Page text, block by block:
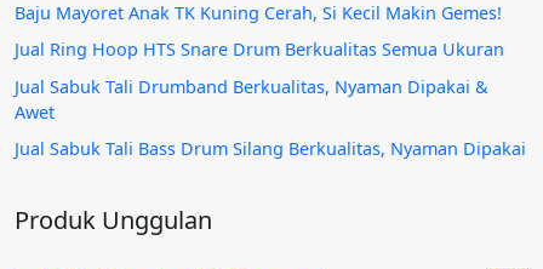
Baju Mayoret Anak TK Kuning Cerah, Si Kecil Makin Gemes!
Jual Ring Hoop HTS Snare Drum Berkualitas Semua Ukuran
Jual Sabuk Tali Drumband Berkualitas, Nyaman Dipakai &
Awet
Jual Sabuk Tali Bass Drum Silang Berkualitas, Nyaman Dipakai
Produk Unggulan